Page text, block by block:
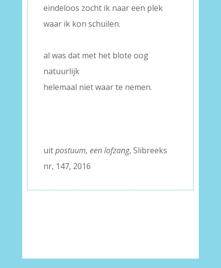
eindeloos zocht ik naar een plek
waar ik kon schuilen.
al was dat met het blote oog
natuurlijk
helemaal niet waar te nemen.
uitpostuum, een lofzang, Slibreeks
nr, 147, 2016